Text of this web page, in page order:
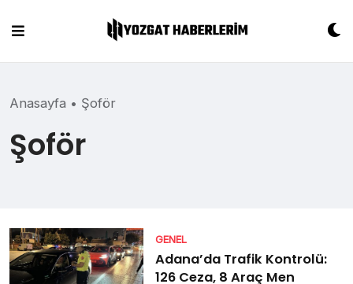
content
Anasayfa • Şoför
Şoför
GENEL
Adana’da Trafik Kontrolü:
126 Ceza, 8 Araç Men